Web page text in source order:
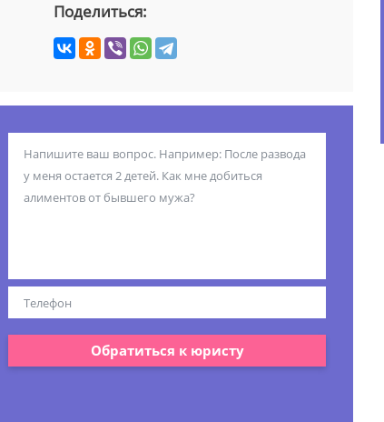
Поделиться:
Обратиться к юристу